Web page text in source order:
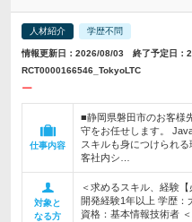
人材紹介 学歴不問
情報更新日：2026/08/03 終了予定日：
RCT0000166546_TokyoLTC
ー
仕事内容
■静岡県磐田市のお客様
守をお任せします。
スキルも身につけられ
客社内シ…
対象と
なる方
＜求めるスキル、経験
開発経験1年以上 学歴：
資格：基本情報技術者